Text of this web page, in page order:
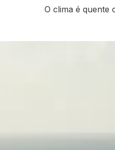
O clima é quente